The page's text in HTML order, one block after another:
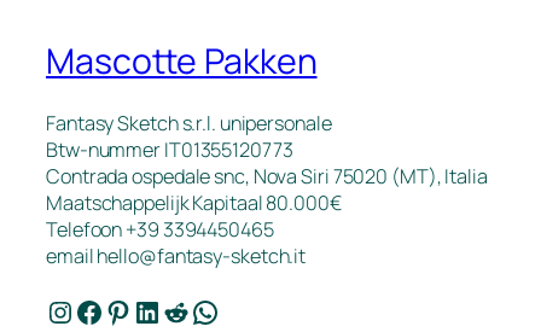
Mascotte Pakken
Fantasy Sketch s.r.l. unipersonale
Btw-nummer IT01355120773
Contrada ospedale snc, Nova Siri 75020 (MT), Italia
Maatschappelijk Kapitaal 80.000€
Telefoon +39 3394450465
emailhello@fantasy-sketch.it
Instagram Facebook Pinterest LinkedIn Reddit WhatsApp